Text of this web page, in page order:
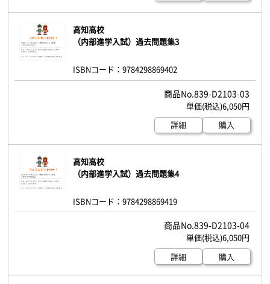
高知高校
（内部進学入試）過去問題集3
ISBNコード：9784298869402
839-D2103-03
6,050円
詳細
購入
高知高校
（内部進学入試）過去問題集4
ISBNコード：9784298869419
839-D2103-04
6,050円
詳細
購入